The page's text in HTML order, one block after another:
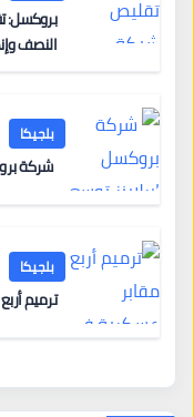
بروكسل:
النصف
بلجيكا
شركة
بلجيكا
ترميم